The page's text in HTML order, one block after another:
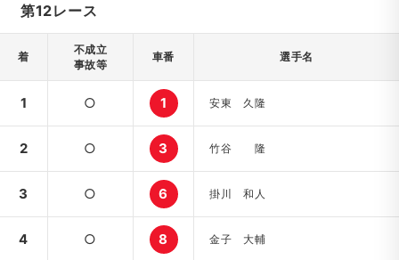
第12レース
着
不成立
事故等
車番 選手名
1 ○ 1 安東 久隆
2 ○ 3 竹谷 隆
3 ○ 6 掛川 和人
4 ○ 8 金子 大輔